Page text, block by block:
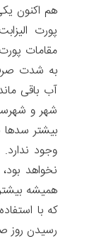
هم اکنون
پورت
مقامات
به شدت
شهر و
بیشتر
وجود
نخواهد
همیشه
رسیدن روز